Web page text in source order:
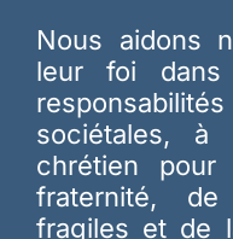
Nous aidons
leur foi dans
sociétales,
chrétien
fraternité,
fragiles et de